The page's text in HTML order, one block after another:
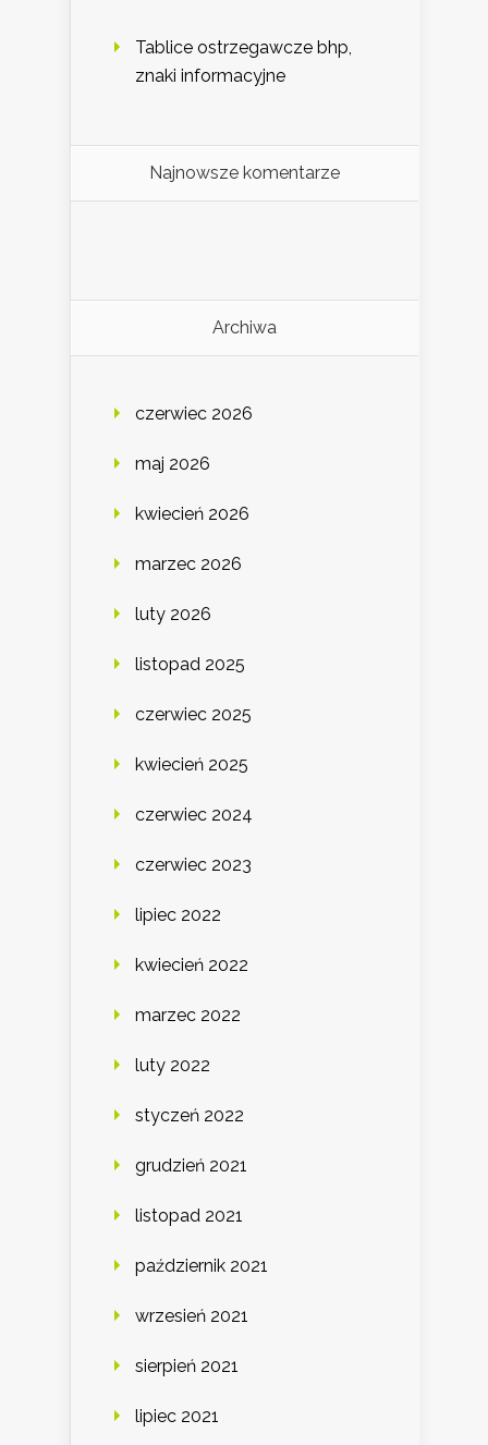
Tablice ostrzegawcze bhp,
znaki informacyjne
Najnowsze komentarze
Archiwa
czerwiec 2026
maj 2026
kwiecień 2026
marzec 2026
luty 2026
listopad 2025
czerwiec 2025
kwiecień 2025
czerwiec 2024
czerwiec 2023
lipiec 2022
kwiecień 2022
marzec 2022
luty 2022
styczeń 2022
grudzień 2021
listopad 2021
październik 2021
wrzesień 2021
sierpień 2021
lipiec 2021